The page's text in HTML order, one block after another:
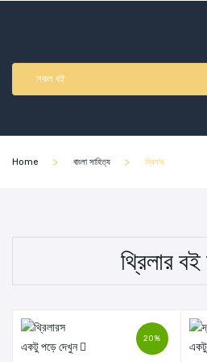
সকল বই
Home বাংলা সাহিত্য থ্রিলার
থ্রিলার
20%
একটু পড়ে দেখুন